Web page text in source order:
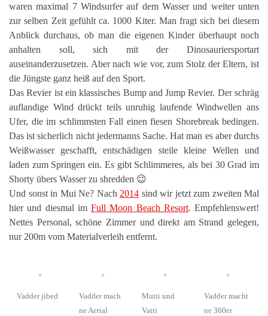
waren maximal 7 Windsurfer auf dem Wasser und weiter unten
zur selben Zeit gefühlt ca. 1000 Kiter. Man fragt sich bei diesem
Anblick durchaus, ob man die eigenen Kinder überhaupt noch
anhalten soll, sich mit der Dinosauriersportart
auseinanderzusetzen. Aber nach wie vor, zum Stolz der Eltern, ist
die Jüngste ganz heiß auf den Sport.
Das Revier ist ein klassisches Bump and Jump Revier. Der schräg
auflandige Wind drückt teils unruhig laufende Windwellen ans
Ufer, die im schlimmsten Fall einen fiesen Shorebreak bedingen.
Das ist sicherlich nicht jedermanns Sache. Hat man es aber durchs
Weißwasser geschafft, entschädigen steile kleine Wellen und
laden zum Springen ein. Es gibt Schlimmeres, als bei 30 Grad im
Shorty übers Wasser zu shredden 😉
Und sonst in Mui Ne? Nach 2014 sind wir jetzt zum zweiten Mal
hier und diesmal im Full Moon Beach Resort. Empfehlenswert!
Nettes Personal, schöne Zimmer und direkt am Strand gelegen,
nur 200m vom Materialverleih entfernt.
Vadder jibed
Vadder mach
ne Aerial
Mutti und
Vatti
Vadder macht
ne 360er